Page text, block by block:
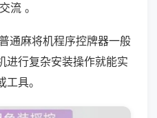
流 。
通麻将机程序控牌器一般
进行复杂安装操作就能实
具。